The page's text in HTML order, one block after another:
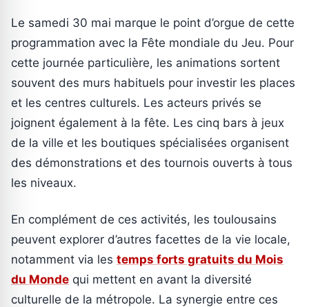
Le samedi 30 mai marque le point d’orgue de cette
programmation avec la Fête mondiale du Jeu. Pour
cette journée particulière, les animations sortent
souvent des murs habituels pour investir les places
et les centres culturels. Les acteurs privés se
joignent également à la fête. Les cinq bars à jeux
de la ville et les boutiques spécialisées organisent
des démonstrations et des tournois ouverts à tous
les niveaux.
En complément de ces activités, les toulousains
peuvent explorer d’autres facettes de la vie locale,
notamment via les temps forts gratuits du Mois
du Monde qui mettent en avant la diversité
culturelle de la métropole. La synergie entre ces